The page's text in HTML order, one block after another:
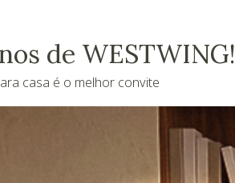
de WESTWING!
casa é o melhor convite